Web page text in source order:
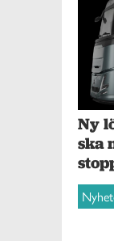
Ny
ska